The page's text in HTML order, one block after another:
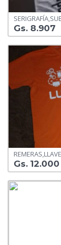
Gs. 8.907
Gs. 12.000